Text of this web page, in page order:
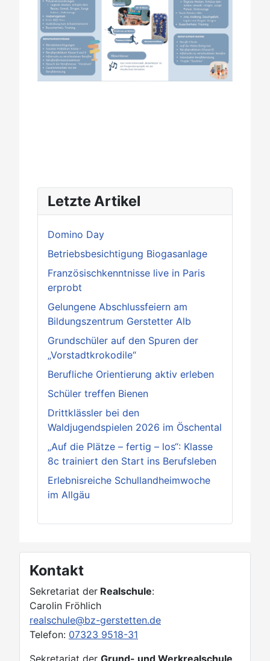
Letzte Artikel
Domino Day
Betriebsbesichtigung Biogasanlage
Französischkenntnisse live in Paris
erprobt
Gelungene Abschlussfeiern am
Bildungszentrum Gerstetter Alb
Grundschüler auf den Spuren der
„Vorstadtkrokodile“
Berufliche Orientierung aktiv erleben
Schüler treffen Bienen
Drittklässler bei den
Waldjugendspielen 2026 im Öschental
„Auf die Plätze – fertig – los“: Klasse
8c trainiert den Start ins Berufsleben
Erlebnisreiche Schullandheimwoche
im Allgäu
Kontakt
Sekretariat der Realschule:
Carolin Fröhlich
realschule@bz-gerstetten.de
Telefon: 07323 9518-31
Sekretariat der Grund- und Werkrealschule